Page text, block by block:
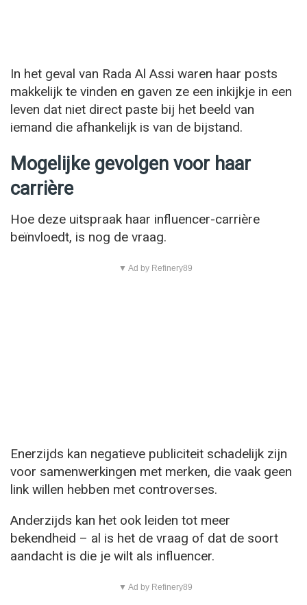
In het geval van Rada Al Assi waren haar posts
makkelijk te vinden en gaven ze een inkijkje in een
leven dat niet direct paste bij het beeld van
iemand die afhankelijk is van de bijstand.
Mogelijke gevolgen voor haar
carrière
Hoe deze uitspraak haar influencer-carrière
beïnvloedt, is nog de vraag.
▼ Ad by Refinery89
Enerzijds kan negatieve publiciteit schadelijk zijn
voor samenwerkingen met merken, die vaak geen
link willen hebben met controverses.
Anderzijds kan het ook leiden tot meer
bekendheid – al is het de vraag of dat de soort
aandacht is die je wilt als influencer.
▼ Ad by Refinery89